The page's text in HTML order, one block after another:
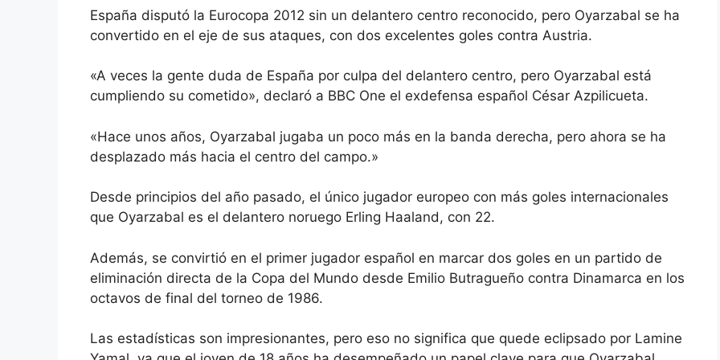
España disputó la Eurocopa 2012 sin un delantero centro reconocido, pero Oyarzabal se ha
convertido en el eje de sus ataques, con dos excelentes goles contra Austria.
«A veces la gente duda de España por culpa del delantero centro, pero Oyarzabal está
cumpliendo su cometido», declaró a BBC One el exdefensa español César Azpilicueta.
«Hace unos años, Oyarzabal jugaba un poco más en la banda derecha, pero ahora se ha
desplazado más hacia el centro del campo.»
Desde principios del año pasado, el único jugador europeo con más goles internacionales
que Oyarzabal es el delantero noruego Erling Haaland, con 22.
Además, se convirtió en el primer jugador español en marcar dos goles en un partido de
eliminación directa de la Copa del Mundo desde Emilio Butragueño contra Dinamarca en los
octavos de final del torneo de 1986.
Las estadísticas son impresionantes, pero eso no significa que quede eclipsado por Lamine